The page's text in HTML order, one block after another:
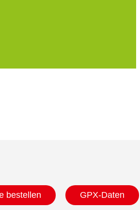
bestellen GPX-Daten